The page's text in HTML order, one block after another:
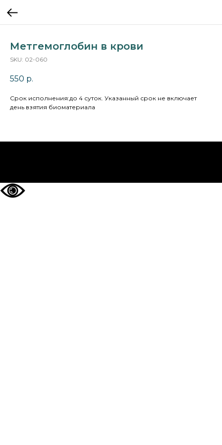
Метгемоглобин в крови
SKU: 02-060
550 р.
Cрок исполнения:до 4 суток. Указанный срок не включает
день взятия биоматериала